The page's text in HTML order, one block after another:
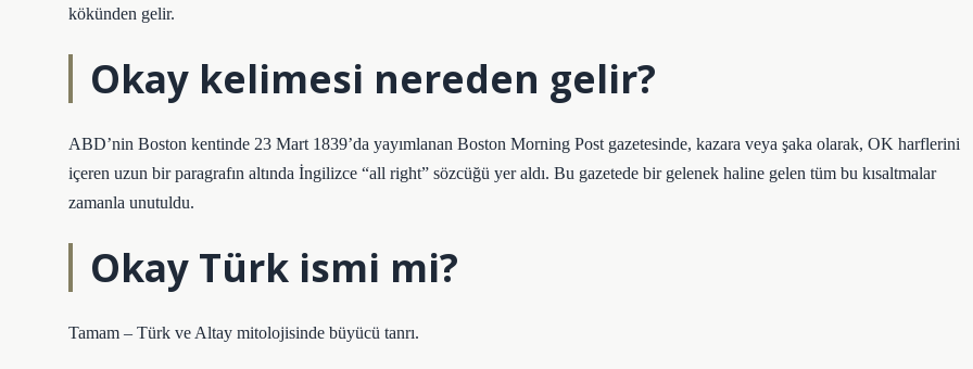
kökünden gelir.
Okay kelimesi nereden gelir?
ABD’nin Boston kentinde 23 Mart 1839’da yayımlanan Boston Morning Post gazetesinde, kazara veya şaka olarak, OK harflerini
içeren uzun bir paragrafın altında İngilizce “all right” sözcüğü yer aldı. Bu gazetede bir gelenek haline gelen tüm bu kısaltmalar
zamanla unutuldu.
Okay Türk ismi mi?
Tamam – Türk ve Altay mitolojisinde büyücü tanrı.